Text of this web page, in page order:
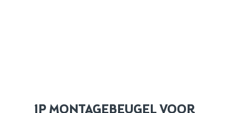
1P MONTAGEBEUGEL VOOR